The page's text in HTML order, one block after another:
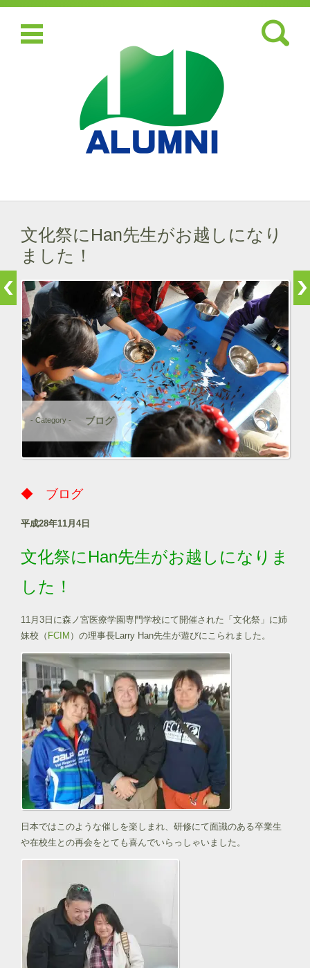
検索:
コンテンツに移動
文化祭にHan先生がお越しになり
ました！
- Category - ブログ
◆ ブログ
平成28年11月4日
文化祭にHan先生がお越しになりま
した！
11月3日に森ノ宮医療学園専門学校にて開催された「文化祭」に姉
妹校（ FCIM ）の理事長Larry Han先生が遊びにこられました。
日本ではこのような催しを楽しまれ、研修にて面識のある卒業生
や在校生との再会をとても喜んでいらっしゃいました。